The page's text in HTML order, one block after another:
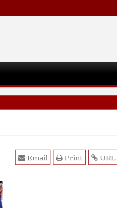
URL
Print
Email